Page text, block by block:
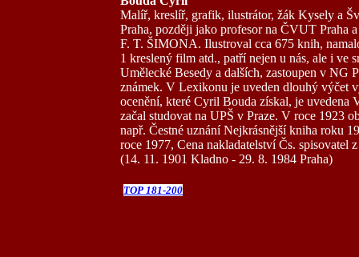
Malíř, kreslíř, grafik, ilustrátor, žák Kysely a
Praha, později jako profesor na ČVUT Praha
F. T. ŠIMONA. Ilustroval cca 675 knih,
1 kreslený film atd., patří nejen u nás, ale i ve
Umělecké Besedy a dalších, zastoupen v NG
známek. V Lexikonu je uveden dlouhý výčet
ocenění, které Cyril Bouda získal, je uvedena
začal studovat na UPŠ v Praze. V roce 1923
např. Čestné uznání Nejkrásnější kniha roku
roce 1977, Cena nakladatelství Čs. spisovatel
(14. 11. 1901 Kladno - 29. 8. 1984 Praha)
TOP 181-200